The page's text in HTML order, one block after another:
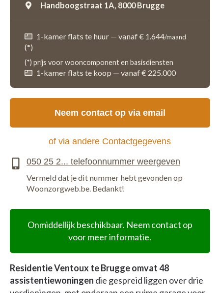
Handboogstraat 1A, 8000 Brugge
1-kamer flats te huur — vanaf € 1.644/maand
(*)
(*) prijs voor wooncomponent en basisdiensten
1-kamer flats te koop — vanaf € 225.000
Onmiddellijk beschikbaar. Neem contact op
voor meer informatie.
Residentie Ventoux te Brugge omvat 48
assistentiewoningen die gespreid liggen over drie
Neem contact op via email
of via andere Contactgegevens
Vermeld dat je dit nummer hebt gevonden op
Woonzorgweb.be. Bedankt!